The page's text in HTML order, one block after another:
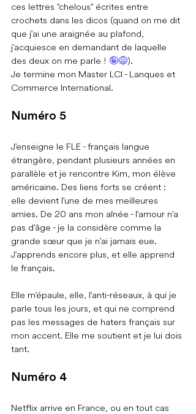
ces lettres "chelous" écrites entre
crochets dans les dicos (quand on me dit
que j'ai une araignée au plafond,
j'acquiesce en demandant de laquelle
des deux on me parle ! 🤪😅).
Je termine mon Master LCI - Lanques et
Commerce International.
Numéro 5
J'enseigne le FLE - français langue
étrangère, pendant plusieurs années en
parallèle et je rencontre Kim, mon élève
américaine. Des liens forts se créent :
elle devient l'une de mes meilleures
amies. De 20 ans mon aînée - l'amour n'a
pas d'âge - je la considère comme la
grande sœur que je n'ai jamais eue.
J'apprends encore plus, et elle apprend
le français.
Elle m'épaule, elle, l'anti-réseaux, à qui je
parle tous les jours, et qui ne comprend
pas les messages de haters français sur
mon accent. Elle me soutient et je lui dois
tant.
Numéro 4
Netflix arrive en France, ou en tout cas